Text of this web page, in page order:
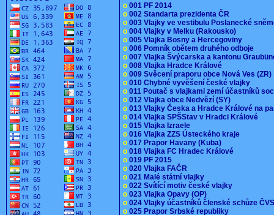
o 001 PF 2014
o 002 Standarta prezidenta ČR
o 003 Vlajky ve vestibulu Poslanecké
o 004 Vlajky v Melku (Rakousko)
o 005 Vlajka Bosny a Hercegoviny
o 006 Pomník obětem druhého odboje
o 007 Vlajka Švýcarska a kantonu
o 008 Vlajka Hradce Králové
o 009 Svěcení praporu obce Nová Ves
o 010 Chybné vyvěšení české vlajky
o 011 Poutač s vlajkami zemí účastníků
o 012 Vlajka obce Nedvězí (SY)
o 013 Vlajky Česka a Hradce Králové na
o 014 Vlajka SPŠStav v Hradci Králové
o 015 Vlajka Izraele
o 016 Vlajka ZZS Ústeckého kraje
o 017 Prapor Havany (Kuba)
o 018 Vlajka FC Hradec Králové
o 019 PF 2015
o 020 Vlajka FAČR
o 021 Malé státní vlajky
o 022 Svítící motiv české vlajky
o 023 Vlajka Opavy (OP)
o 024 Vlajky účastníků členské schůze
o 025 Prapor Srbské republiky